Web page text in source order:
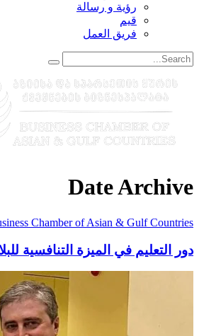
رؤية و رسالة
قيم
فريق العمل
Date Archive
Chamber of Asian & Gulf Countries
دور التعليم في الميزة التنافسية